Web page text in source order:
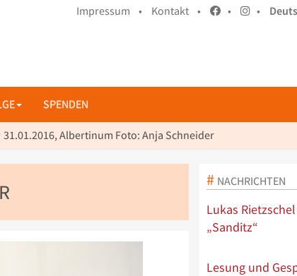
Impressum • Kontakt • • •
SPENDEN
31.01.2016, Albertinum Foto: Anja Schneider
NACHRICHTEN
Lukas
„Sanditz“
Lesung und